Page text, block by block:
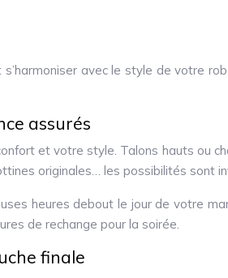
avec le style de votre
assurés
et votre style. Talons hauts ou
originales… les possibilités sont
heures debout le jour de votre
de rechange pour la soirée.
finale